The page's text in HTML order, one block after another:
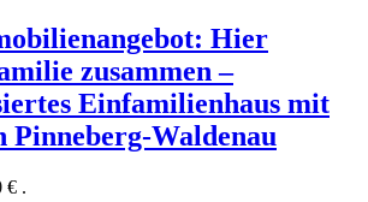
Hier
zusammen –
Einfamilienhaus mit
Pinneberg-Waldenau
€ .